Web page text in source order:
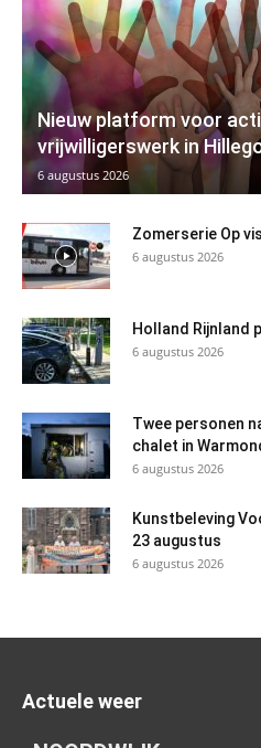
Nieuw platform voor
vrijwilligerswerk in
6 augustus 2026
Zomerserie Op
6 augustus 2026
Holland Rijnland
6 augustus 2026
Twee personen
chalet in
6 augustus 2026
Kunstbeleving
23 augustus
6 augustus 2026
Actuele weer